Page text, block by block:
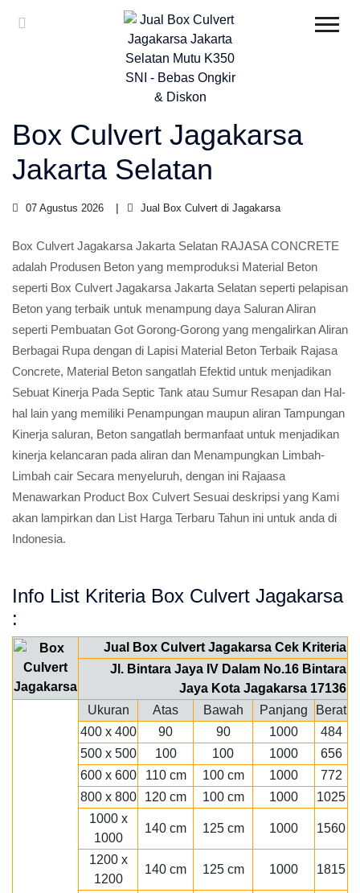
Box Culvert Jagakarsa
Jakarta Selatan
07 Agustus 2026 Jual Box Culvert di Jagakarsa
Box Culvert Jagakarsa Jakarta Selatan RAJASA CONCRETE
adalah Produsen Beton yang memproduksi Material Beton
seperti Box Culvert Jagakarsa Jakarta Selatan seperti pelapisan
Beton yang terbaik untuk menampung daya Saluran Aliran
seperti Pembuatan Got Gorong-Gorong yang mengalirkan Aliran
Berbagai Rupa dengan di Lapisi Material Beton Terbaik Rajasa
Concrete, Material Beton sangatlah Efektid untuk menjadikan
Sebuat Kinerja Pada Septic Tank atau Sumur Resapan dan Hal-
hal lain yang memiliki Penampungan maupun aliran Tampungan
Kinerja saluran, Beton sangatlah bermanfaat untuk menjadikan
kinerja kelancaran pada aliran dan Menampungkan Limbah-
Limbah cair Secara menyeluruh, dengan ini Rajaasa
Menawarkan Product Box Culvert Sesuai deskripsi yang Kami
akan lampirkan dan List Harga Terbaru Tahun ini untuk anda di
Indonesia.
Info List Kriteria Box Culvert Jagakarsa
:
Jual Box Culvert Jagakarsa Cek Kriteria
Jl. Bintara Jaya IV Dalam No.16 Bintara
Jaya Kota Jagakarsa 17136
Ukuran
Atas Bawah Panjang
Berat
400 x 400
90 90 1000
484
500 x 500
100 100 1000
656
600 x 600
110 cm 100 cm 1000
772
800 x 800
120 cm 100 cm 1000
1025
1000 x
1000
140 cm 125 cm 1000 1560
1200 x
1200
140 cm 125 cm 1000 1815